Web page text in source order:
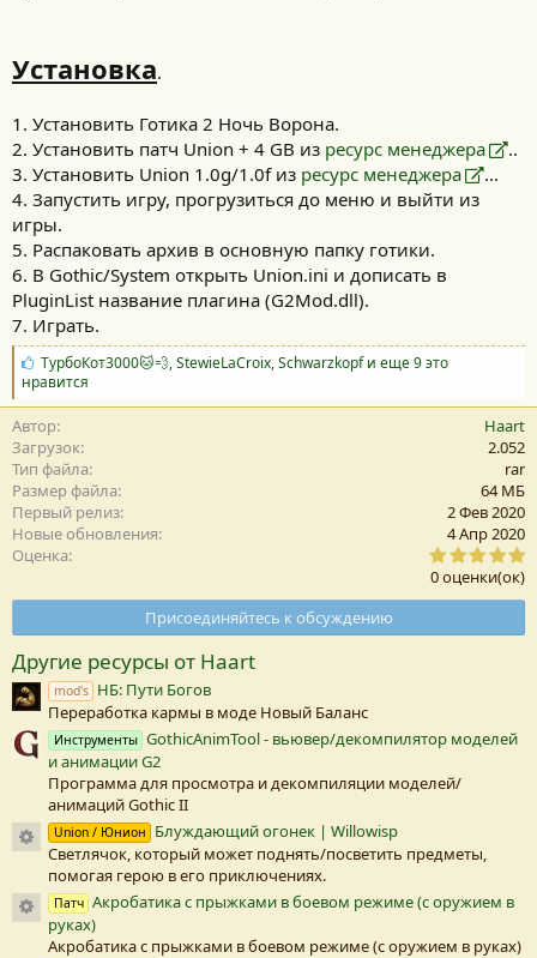
Установка.
1. Установить Готика 2 Ночь Ворона.
2. Установить патч Union + 4 GB из ресурс менеджера
..
3. Установить Union 1.0g/1.0f из ресурс менеджера
...
4. Запустить игру, прогрузиться до меню и выйти из
игры.
5. Распаковать архив в основную папку готики.
6. В Gothic/System открыть Union.ini и дописать в
PluginList название плагина (G2Mod.dll).
7. Играть.
С
и
п
а
т
и
и
:
ТурбоКот3000🐱💨,StewieLaCroix,Schwarzkopfи еще 9 это
нравится
Автор
Haart
Загрузок
2.052
Тип файла
rar
Размер файла
64 MБ
Первый релиз
2 Фев 2020
Новые обновления
4 Апр 2020
Оценка
0
,
0
0
з
в
0 оценки(ок)
Присоединяйтесь к обсуждению
Другие ресурсы от Haart
mod's НБ: Пути Богов
Переработка кармы в моде Новый Баланс
Инструменты GothicAnimTool - вьювер/декомпилятор моделей
и анимации G2
Программа для просмотра и декомпиляции моделей/
анимаций Gothic II
Иконка ресурса
Union / Юнион
Блуждающий огонек | Willowisp
Светлячок, который может поднять/посветить предметы,
помогая герою в его приключениях.
Иконка ресурса
Патч Акробатика с прыжками в боевом режиме (с оружием в
руках)
Акробатика с прыжками в боевом режиме (с оружием в руках)